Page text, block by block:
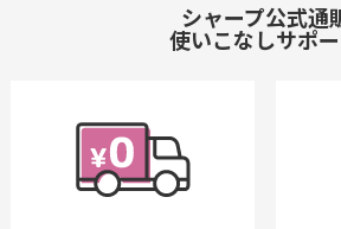
シャープ公式通
使いこなしサポ